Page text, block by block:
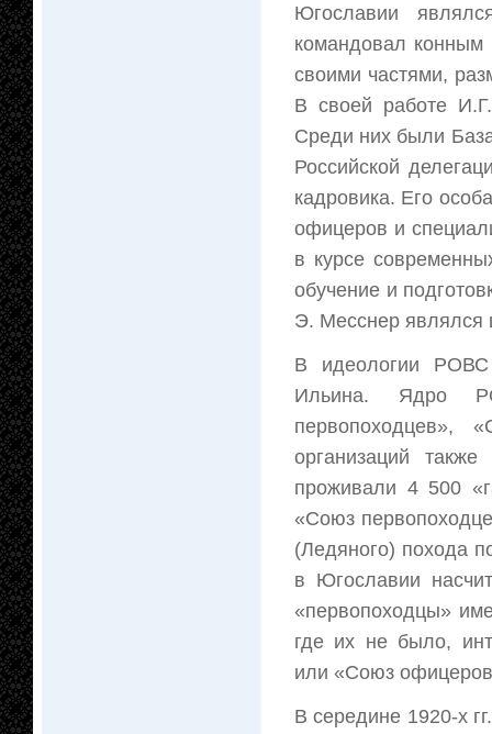
Югославии
командовал
своими частями,
В своей работе
Среди них были
Российской
кадровика. Его
офицеров и
в курсе
обучение и
Э. Месснер
В идеологии
Ильина. Ядро
первопоходцев»,
организаций
проживали 4 500
«Союз
(Ледяного) похода
в Югославии
«первопоходцы»
где их не было,
или «Союз
В середине 1920-х